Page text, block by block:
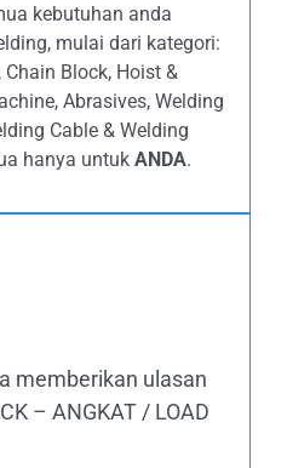
kebutuhan anda
mulai dari kategori:
Block, Hoist &
Abrasives, Welding
Cable & Welding
hanya untuk ANDA.
memberikan ulasan
– ANGKAT / LOAD